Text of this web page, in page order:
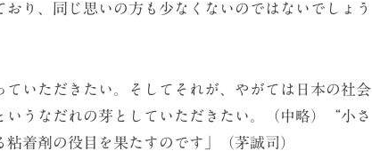
り、同じ思いの方も少なくないのではないでしょう
いただきたい。そしてそれが、やがては日本の社会
いうなだれの芽としていただきたい。（中略）“小さ
着剤の役目を果たすのです」（茅誠司）